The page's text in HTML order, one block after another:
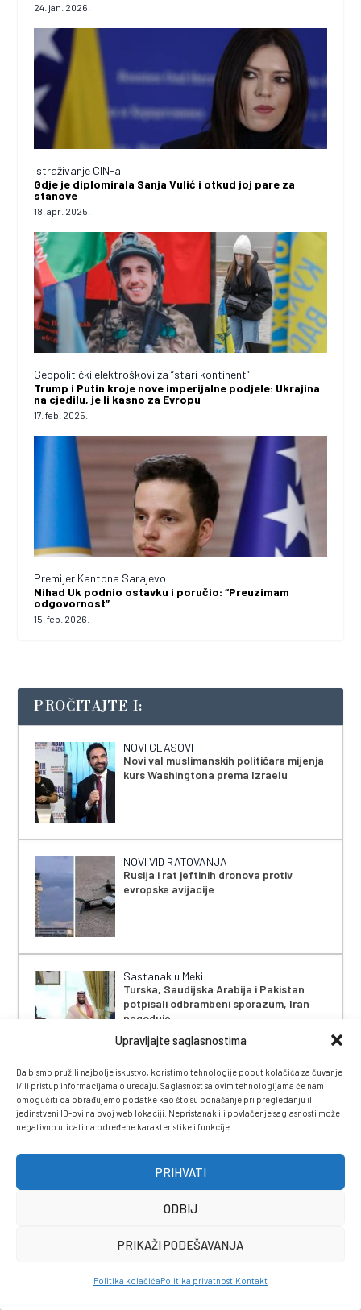
Upravljajte saglasnostima
Da bismo pružili najbolje iskustvo, koristimo tehnologije poput kolačića za čuvanje
i/ili pristup informacijama o uređaju. Saglasnost sa ovim tehnologijama će nam
omogućiti da obrađujemo podatke kao što su ponašanje pri pregledanju ili
jedinstveni ID-ovi na ovoj web lokaciji. Nepristanak ili povlačenje saglasnosti može
negativno uticati na određene karakteristike i funkcije.
PRIHVATI
ODBIJ
PRIKAŽI PODEŠAVANJA
Politika kolačićaPolitika privatnostiKontakt
24. jan. 2026.
Istraživanje CIN-a
Gdje je diplomirala Sanja Vulić i otkud joj pare za
stanove
18. apr. 2025.
Geopolitički elektroškovi za “stari kontinent”
Trump i Putin kroje nove imperijalne podjele: Ukrajina
na cjedilu, je li kasno za Evropu
17. feb. 2025.
Premijer Kantona Sarajevo
Nihad Uk podnio ostavku i poručio: “Preuzimam
odgovornost”
15. feb. 2026.
PROČITAJTE I:
NOVI GLASOVI
Novi val muslimanskih političara mijenja
kurs Washingtona prema Izraelu
NOVI VID RATOVANJA
Rusija i rat jeftinih dronova protiv
evropske avijacije
Sastanak u Meki
Turska, Saudijska Arabija i Pakistan
potpisali odbrambeni sporazum, Iran
negoduje
Zbog Memorijalnog centra Srebrenica
Američki zakonodavci traže od Trumpa
uvođenje sankcija zvaničnicima iz RS
SASTANAK U AMMANU
Bitka za Al-Aksu: Hoće li Ben-Gvirov